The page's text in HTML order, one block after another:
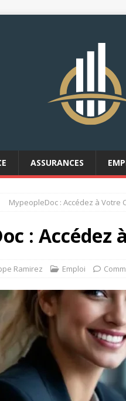
ASSURANCES
MypeopleDoc : Accédez à Votre
:
Ramirez Emploi